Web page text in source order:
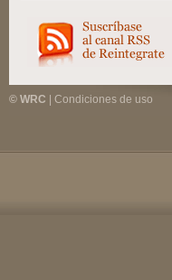
© WRC Condiciones de uso